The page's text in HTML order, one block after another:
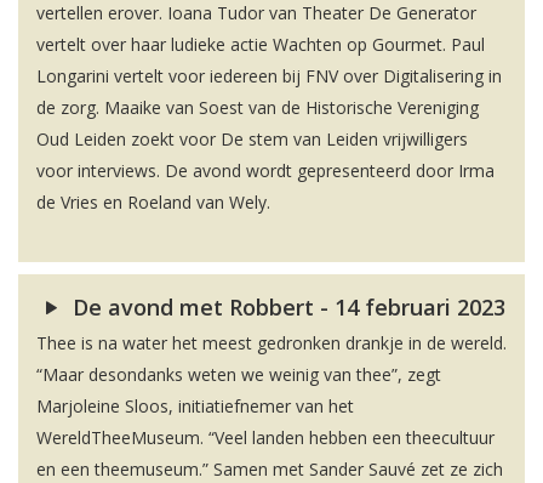
vertellen erover. Ioana Tudor van Theater De Generator
vertelt over haar ludieke actie Wachten op Gourmet. Paul
Longarini vertelt voor iedereen bij FNV over Digitalisering in
de zorg. Maaike van Soest van de Historische Vereniging
Oud Leiden zoekt voor De stem van Leiden vrijwilligers
voor interviews. De avond wordt gepresenteerd door Irma
de Vries en Roeland van Wely.
De avond met Robbert - 14 februari 2023
Thee is na water het meest gedronken drankje in de wereld.
“Maar desondanks weten we weinig van thee”, zegt
Marjoleine Sloos, initiatiefnemer van het
WereldTheeMuseum. “Veel landen hebben een theecultuur
en een theemuseum.” Samen met Sander Sauvé zet ze zich